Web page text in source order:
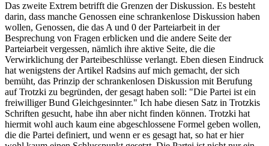
Das zweite Extrem betrifft die Grenzen der Diskussion. Es besteht
darin, dass manche Genossen eine schrankenlose Diskussion haben
wollen, Genossen, die das A und 0 der Parteiarbeit in der
Besprechung von Fragen erblicken und die andere Seite der
Parteiarbeit vergessen, nämlich ihre aktive Seite, die die
Verwirklichung der Parteibeschlüsse verlangt. Eben diesen Eindruck
hat wenigstens der Artikel Radsins auf mich gemacht, der sich
bemüht, das Prinzip der schrankenlosen Diskussion mit Berufung
auf Trotzki zu begründen, der gesagt haben soll: "Die Partei ist ein
freiwilliger Bund Gleichgesinnter." Ich habe diesen Satz in Trotzkis
Schriften gesucht, habe ihn aber nicht finden können. Trotzki hat
hiermit wohl auch kaum eine abgeschlossene Formel geben wollen,
die die Partei definiert, und wenn er es gesagt hat, so hat er hier